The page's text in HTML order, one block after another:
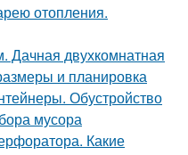
отопления.
Дачная двухкомнатная
и планировка
Обустройство
мусора
Какие